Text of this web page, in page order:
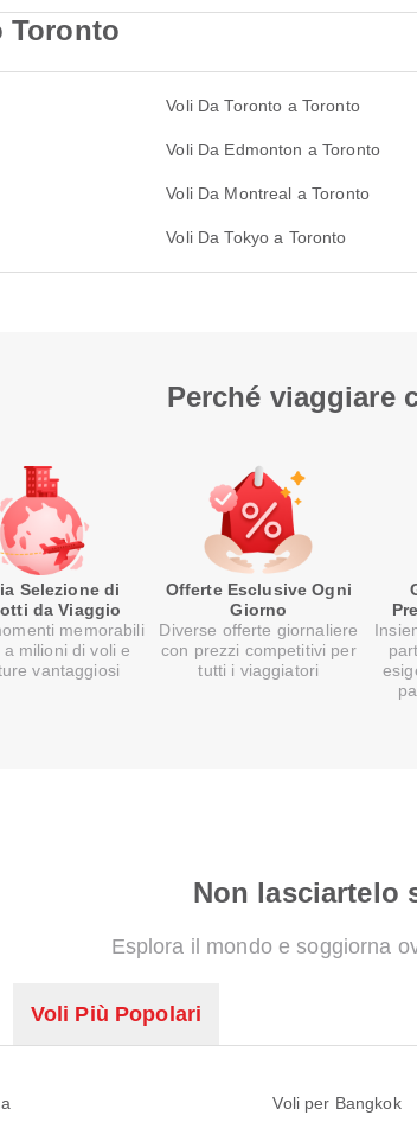
Toronto
Voli Da Toronto a Toronto
Voli Da Edmonton a Toronto
Voli Da Montreal a Toronto
Voli Da Tokyo a Toronto
Perché viaggiare
Selezione di
da Viaggio
memorabili
milioni di voli e
vantaggiosi
Offerte Esclusive Ogni
Giorno
Diverse offerte giornaliere
con prezzi competitivi per
tutti i viaggiatori
Non lasciartelo
Esplora il mondo e soggiorna
Voli Più Popolari
Voli per Bangkok